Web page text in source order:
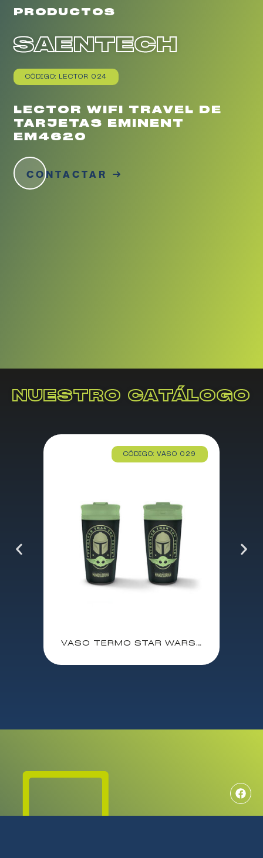
PRODUCTOS
SAENTECH
CÓDIGO: LECTOR 024
LECTOR WIFI TRAVEL DE
TARJETAS EMINENT
EM4620
CONTACTAR
NUESTRO CATÁLOGO
CÓDIGO: VASO 029
VASO TERMO STAR WARS THE MANDALORIAN STRONGER THAN YOU THINK